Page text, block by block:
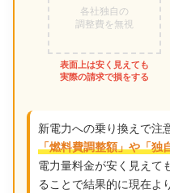
各社独自の
調整費を無視
表面上は安く見えても
実際の請求で損をする
新電力への乗り換えで注
「燃料費調整額」や「独
電力量料金が安く見えて
ることで結果的に現在よ